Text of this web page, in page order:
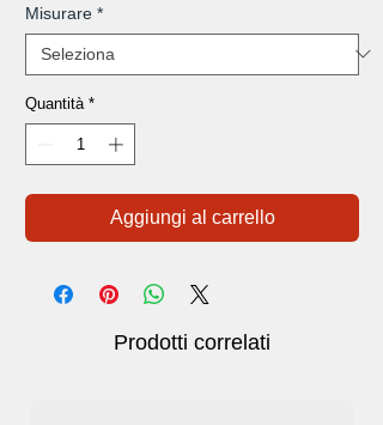
Misurare *
Quantità *
Aggiungi al carrello
Prodotti correlati